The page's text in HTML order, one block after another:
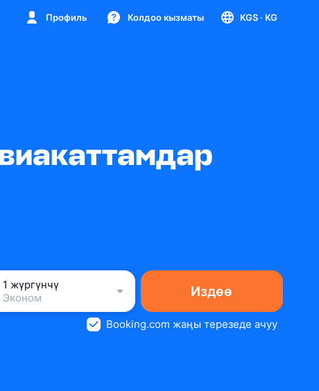
Профиль Колдоо кызматы KGS · KG
1 жүргүнчү
Эконом
Издөө
Booking.com жаңы терезеде ачуу